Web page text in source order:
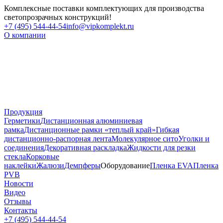
Комплексные поставки комплектующих для производства
светопрозрачных конструкций!
+7 (495) 544-44-54info@vipkomplekt.ru
О компании
Продукция
ГерметикиДистанционная алюминиевая
рамкаДистанционные рамки «теплый край»Гибкая
дистанционно-распорная лентаМолекулярное ситоУголки и
соединенияДекоративная раскладкаЖидкости для резки
стеклаКорковые
наклейкиЖалюзиДемпферыОборудованиеПленка EVAПленка
PVB
Новости
Видео
Отзывы
Контакты
+7 (495) 544-44-54